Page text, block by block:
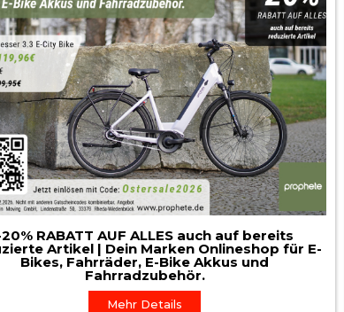
RABATT AUF ALLES auch auf bereits
Artikel | Dein Marken Onlineshop für E-
Bikes, Fahrräder, E-Bike Akkus und
Fahrradzubehör.
Mehr Details